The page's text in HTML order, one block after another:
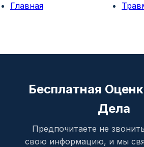
Главная
Бесплатная
Дела
Предпочитаете не
свою информацию, и мы